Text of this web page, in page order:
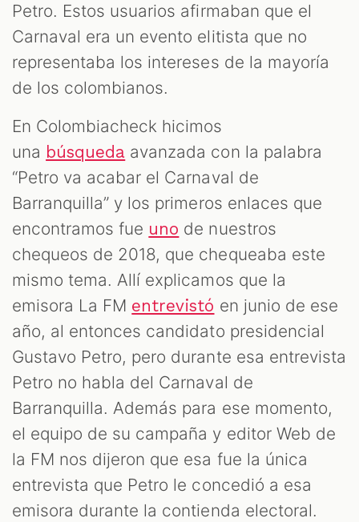
Petro. Estos usuarios afirmaban que el
Carnaval era un evento elitista que no
representaba los intereses de la mayoría
de los colombianos.
En Colombiacheck hicimos
una búsqueda avanzada con la palabra
“Petro va acabar el Carnaval de
Barranquilla” y los primeros enlaces que
encontramos fue uno de nuestros
chequeos de 2018, que chequeaba este
mismo tema. Allí explicamos que la
emisora La FM entrevistó en junio de ese
año, al entonces candidato presidencial
Gustavo Petro, pero durante esa entrevista
Petro no habla del Carnaval de
Barranquilla. Además para ese momento,
el equipo de su campaña y editor Web de
la FM nos dijeron que esa fue la única
entrevista que Petro le concedió a esa
emisora durante la contienda electoral.